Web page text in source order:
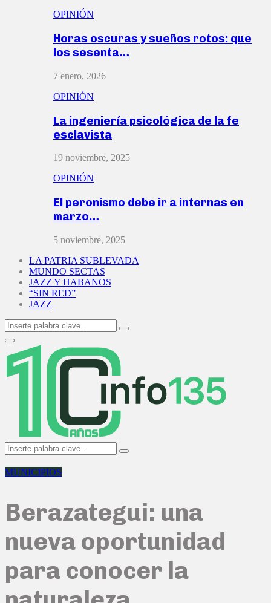
OPINIÓN
Horas oscuras y sueños rotos: que
los sesenta…
7 enero, 2026
OPINIÓN
La ingeniería psicológica de la fe
esclavista
19 noviembre, 2025
OPINIÓN
El peronismo debe ir a internas en
marzo…
5 noviembre, 2025
LA PATRIA SUBLEVADA
MUNDO SECTAS
JAZZ Y HABANOS
“SIN RED”
JAZZ
Search
for:
Search
Primary
Menu
Search
for:
Search
MUNICIPIOS
Berazategui: una
nueva oportunidad
para conocer la